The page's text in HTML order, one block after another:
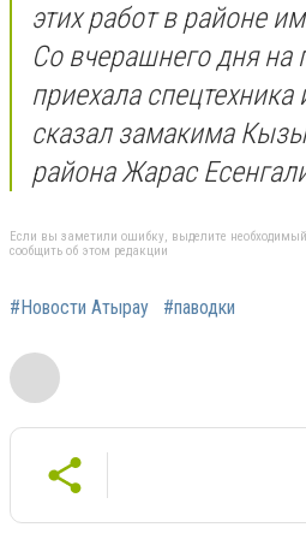
этих работ в районе
Со вчерашнего дня
приехала
сказал замакима
района Жарас
Если вы заметили ошибку, выделите
сообщить об этом редакции
#Новости Атырау #паводки